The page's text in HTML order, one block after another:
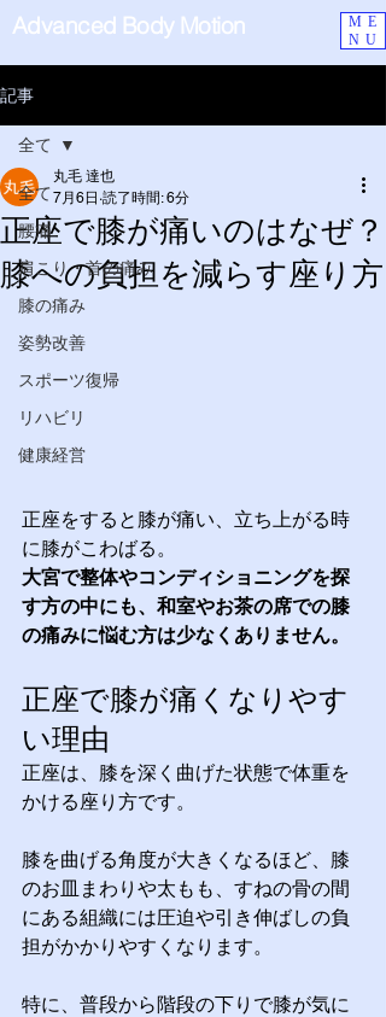
ME
NU
Advanced Body Motion
記事
全て
腰痛
肩こり・首の痛み
膝の痛み
姿勢改善
スポーツ復帰
リハビリ
健康経営
全て
正座で膝が痛いのはなぜ？
膝への負担を減らす座り方
丸毛 達也
7月6日 読了時間: 6分
正座をすると膝が痛い、立ち上がる時
に膝がこわばる。
大宮で整体やコンディショニングを探
す方の中にも、和室やお茶の席での膝
の痛みに悩む方は少なくありません。
正座で膝が痛くなりやす
い理由
正座は、膝を深く曲げた状態で体重を
かける座り方です。
膝を曲げる角度が大きくなるほど、膝
のお皿まわりや太もも、すねの骨の間
にある組織には圧迫や引き伸ばしの負
担がかかりやすくなります。
特に、普段から階段の下りで膝が気に